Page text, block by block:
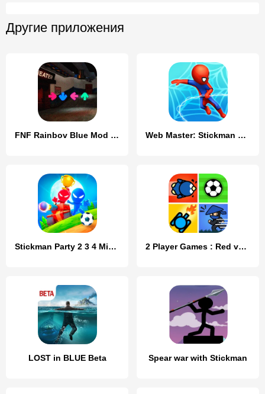
Другие приложения
FNF Rainbov Blue Mod Test Web Master: Stickman Superhero
Stickman Party 2 3 4 MiniGames 2 Player Games : Red vs Blue
LOST in BLUE Beta Spear war with Stickman